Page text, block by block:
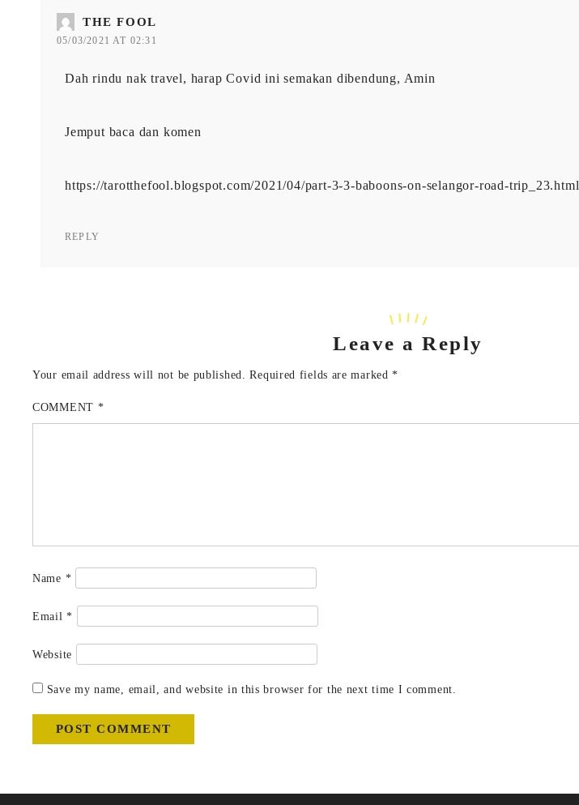
THE FOOL
05/03/2021 AT 02:31
Dah rindu nak travel, harap Covid ini semakan dibendung, Amin
Jemput baca dan komen
https://tarotthefool.blogspot.com/2021/04/part-3-3-baboons-on-selangor-road-trip_23.html
REPLY
Leave a Reply
Your email address will not be published. Required fields are marked*
COMMENT *
Name *
Email*
Website
Save my name, email, and website in this browser for the next time I comment.